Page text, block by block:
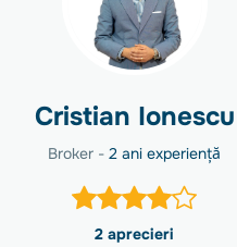
Cristian Ionescu
Broker - 2 ani experiență
2 aprecieri